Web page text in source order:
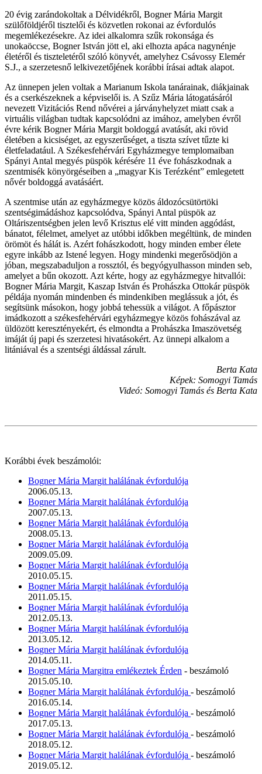
20 évig zarándokoltak a Délvidékről, Bogner Mária Margit
szülőföldjéről tisztelői és közvetlen rokonai az évfordulós
megemlékezésekre. Az idei alkalomra szűk rokonsága és
unokaöccse, Bogner István jött el, aki elhozta apáca nagynénje
életéről és tiszteletéről szóló könyvét, amelyhez Csávossy Elemér
S.J., a szerzetesnő lelkivezetőjének korábbi írásai adtak alapot.
Az ünnepen jelen voltak a Marianum Iskola tanárainak, diákjainak
és a cserkészeknek a képviselői is. A Szűz Mária látogatásáról
nevezett Vizitációs Rend nővérei a járványhelyzet miatt csak a
virtuális világban tudtak kapcsolódni az imához, amelyben évről
évre kérik Bogner Mária Margit boldoggá avatását, aki rövid
életében a kicsiséget, az egyszerűséget, a tiszta szívet tűzte ki
életfeladatául. A Székesfehérvári Egyházmegye templomaiban
Spányi Antal megyés püspök kérésére 11 éve fohászkodnak a
szentmisék könyörgéseiben a „magyar Kis Terézként” emlegetett
nővér boldoggá avatásáért.
A szentmise után az egyházmegye közös áldozócsütörtöki
szentségimádáshoz kapcsolódva, Spányi Antal püspök az
Oltáriszentségben jelen levő Krisztus elé vitt minden aggódást,
bánatot, félelmet, amelyet az utóbbi időkben megéltünk, de minden
örömöt és hálát is. Azért fohászkodott, hogy minden ember élete
egyre inkább az Istené legyen. Hogy mindenki megerősödjön a
jóban, megszabaduljon a rossztól, és begyógyulhasson minden seb,
amelyet a bűn okozott. Azt kérte, hogy az egyházmegye hitvallói:
Bogner Mária Margit, Kaszap István és Prohászka Ottokár püspök
példája nyomán mindenben és mindenkiben meglássuk a jót, és
segítsünk másokon, hogy jobbá tehessük a világot. A főpásztor
imádkozott a székesfehérvári egyházmegye közös fohászával az
üldözött keresztényekért, és elmondta a Prohászka Imaszövetség
imáját új papi és szerzetesi hivatásokért. Az ünnepi alkalom a
litániával és a szentségi áldással zárult.
Berta Kata
Képek: Somogyi Tamás
Videó: Somogyi Tamás és Berta Kata
Korábbi évek beszámolói:
Bogner Mária Margit halálának évfordulója
2006.05.13.
Bogner Mária Margit halálának évfordulója
2007.05.13.
Bogner Mária Margit halálának évfordulója
2008.05.13.
Bogner Mária Margit halálának évfordulója
2009.05.09.
Bogner Mária Margit halálának évfordulója
2010.05.15.
Bogner Mária Margit halálának évfordulója
2011.05.15.
Bogner Mária Margit halálának évfordulója
2012.05.13.
Bogner Mária Margit halálának évfordulója
2013.05.12.
Bogner Mária Margit halálának évfordulója
2014.05.11.
Bogner Mária Margitra emlékeztek Érden - beszámoló
2015.05.10.
Bogner Mária Margit halálának évfordulója - beszámoló
2016.05.14.
Bogner Mária Margit halálának évfordulója - beszámoló
2017.05.13.
Bogner Mária Margit halálának évfordulója - beszámoló
2018.05.12.
Bogner Mária Margit halálának évfordulója - beszámoló
2019.05.12.